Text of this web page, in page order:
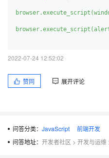
2022-07-24 12:52:02
赞同 展开评论
问答分类： JavaScript
前端开发
问答地址： 开发者社区 > 开发与运维